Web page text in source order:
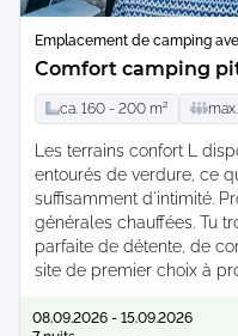
Emplacement de camping
Comfort camping
ca. 160 - 200 m² max.
Les terrains confort L
entourés de verdure, ce
suffisamment d'intimité.
générales chauffées. Tu
parfaite de détente, de
site de premier choix à
08.09.2026 - 15.09.2026